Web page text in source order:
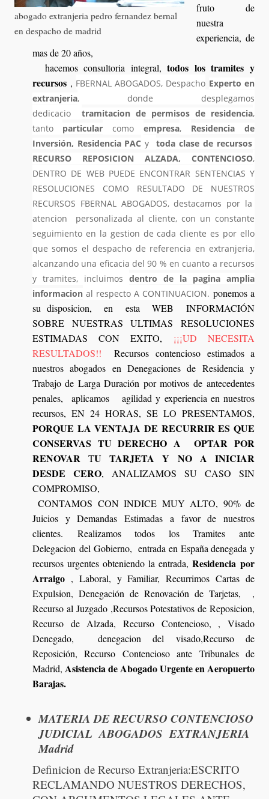
abogado extranjeria pedro fernandez bernal
en despacho de madrid
fruto de
nuestra
experiencia, de
mas de 20 años,
hacemos consultoria integral, todos los tramites y
recursos , FBERNAL ABOGADOS, Despacho Experto en
extranjeria, donde desplegamos
dedicacio tramitacion de permisos de residencia,
tanto particular como empresa, Residencia de
Inversión, Residencia PAC y toda clase de recursos
RECURSO REPOSICION ALZADA, CONTENCIOSO,
DENTRO DE WEB PUEDE ENCONTRAR SENTENCIAS Y
RESOLUCIONES COMO RESULTADO DE NUESTROS
RECURSOS FBERNAL ABOGADOS, destacamos por la
atencion personalizada al cliente, con un constante
seguimiento en la gestion de cada cliente es por ello
que somos el despacho de referencia en extranjeria,
alcanzando una eficacia del 90 % en cuanto a recursos
y tramites, incluimos dentro de la pagina amplia
informacion al respecto A CONTINUACION. ponemos a
su disposicion, en esta WEB INFORMACIÓN
SOBRE NUESTRAS ULTIMAS RESOLUCIONES
ESTIMADAS CON EXITO, ¡¡¡UD NECESITA
RESULTADOS!! Recursos contencioso estimados a
nuestros abogados en Denegaciones de Residencia y
Trabajo de Larga Duración por motivos de antecedentes
penales, aplicamos agilidad y experiencia en nuestros
recursos, EN 24 HORAS, SE LO PRESENTAMOS,
PORQUE LA VENTAJA DE RECURRIR ES QUE
CONSERVAS TU DERECHO A OPTAR POR
RENOVAR TU TARJETA Y NO A INICIAR
DESDE CERO, ANALIZAMOS SU CASO SIN
COMPROMISO,
CONTAMOS CON INDICE MUY ALTO, 90% de
Juicios y Demandas Estimadas a favor de nuestros
clientes. Realizamos todos los Tramites ante
Delegacion del Gobierno, entrada en España denegada y
recursos urgentes obteniendo la entrada, Residencia por
Arraigo , Laboral, y Familiar, Recurrimos Cartas de
Expulsion, Denegación de Renovación de Tarjetas, ,
Recurso al Juzgado ,Recursos Potestativos de Reposicion,
Recurso de Alzada, Recurso Contencioso, , Visado
Denegado, denegacion del visado,Recurso de
Reposición, Recurso Contencioso ante Tribunales de
Madrid, Asistencia de Abogado Urgente en Aeropuerto
Barajas.
MATERIA DE RECURSO CONTENCIOSO
JUDICIAL ABOGADOS EXTRANJERIA
Madrid
Definicion de Recurso Extranjeria:ESCRITO
RECLAMANDO NUESTROS DERECHOS,